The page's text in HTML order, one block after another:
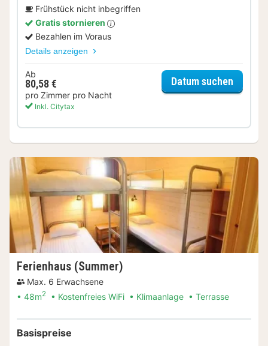
Frühstück nicht inbegriffen
Gratis stornieren
Bezahlen im Voraus
Details anzeigen
Ab
80,58 €
pro Zimmer pro Nacht
Inkl. Citytax
Datum suchen
Ferienhaus (Summer)
Max. 6 Erwachsene
48m2 Kostenfreies WiFi Klimaanlage Terrasse
Basispreise